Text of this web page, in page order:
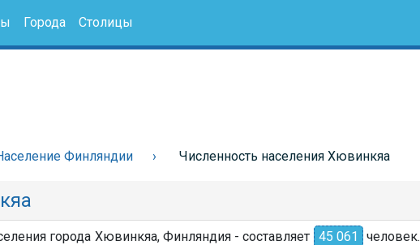
Города Столицы
Финляндии Численность населения Хювинкяа
города Хювинкяа, Финляндия - составляет 45 061 человек.